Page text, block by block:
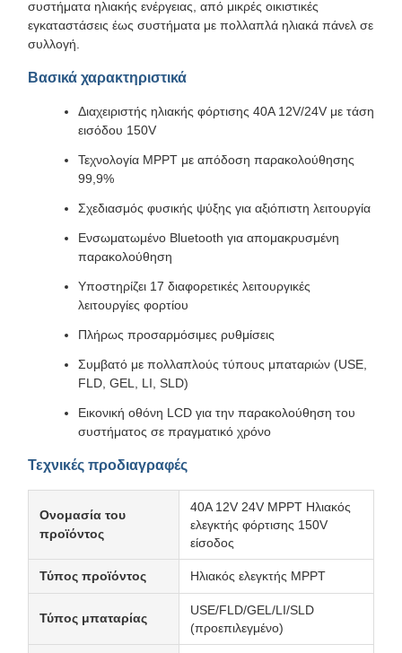
συστήματα ηλιακής ενέργειας, από μικρές οικιστικές
εγκαταστάσεις έως συστήματα με πολλαπλά ηλιακά πάνελ σε
συλλογή.
Βασικά χαρακτηριστικά
Διαχειριστής ηλιακής φόρτισης 40A 12V/24V με τάση
εισόδου 150V
Τεχνολογία MPPT με απόδοση παρακολούθησης
99,9%
Σχεδιασμός φυσικής ψύξης για αξιόπιστη λειτουργία
Ενσωματωμένο Bluetooth για απομακρυσμένη
παρακολούθηση
Υποστηρίζει 17 διαφορετικές λειτουργικές
λειτουργίες φορτίου
Πλήρως προσαρμόσιμες ρυθμίσεις
Συμβατό με πολλαπλούς τύπους μπαταριών (USE,
FLD, GEL, LI, SLD)
Εικονική οθόνη LCD για την παρακολούθηση του
συστήματος σε πραγματικό χρόνο
Τεχνικές προδιαγραφές
Ονομασία του
προϊόντος
40A 12V 24V MPPT Ηλιακός
ελεγκτής φόρτισης 150V
είσοδος
Τύπος προϊόντος Ηλιακός ελεγκτής MPPT
Τύπος μπαταρίας
USE/FLD/GEL/LI/SLD
(προεπιλεγμένο)